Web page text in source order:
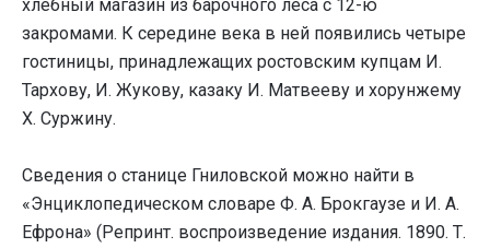
хлебный магазин из барочного леса с 12-ю
закромами. К середине века в ней появились четыре
гостиницы, принадлежащих ростовским купцам И.
Тархову, И. Жукову, казаку И. Матвееву и хорунжему
X. Суржину.
Сведения о станице Гниловской можно найти в
«Энциклопедическом словаре Ф. А. Брокгаузе и И. А.
Ефрона» (Репринт. воспроизведение издания. 1890. Т.